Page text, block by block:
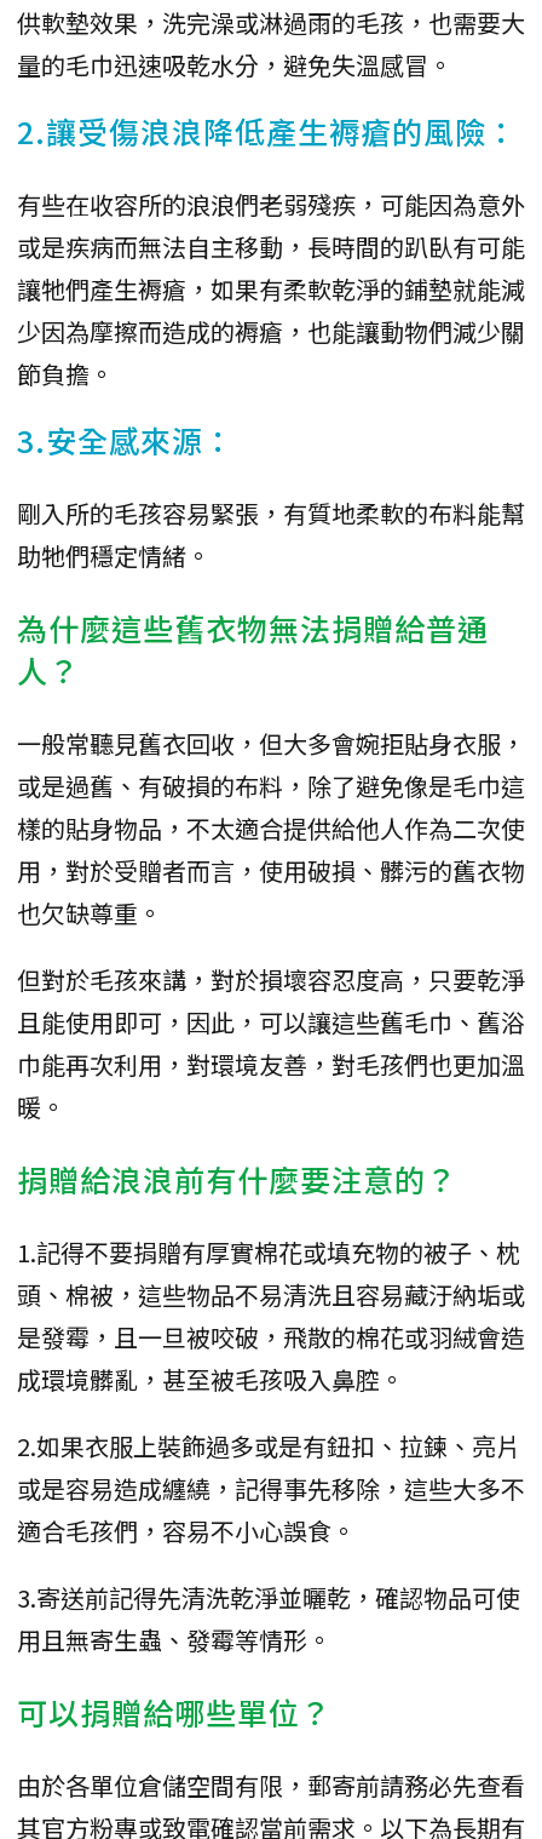
供軟墊效果，洗完澡或淋過雨的毛孩，也需要大
量的毛巾迅速吸乾水分，避免失溫感冒。
2.讓受傷浪浪降低產生褥瘡的風險：
有些在收容所的浪浪們老弱殘疾，可能因為意外
或是疾病而無法自主移動，長時間的趴臥有可能
讓牠們產生褥瘡，如果有柔軟乾淨的鋪墊就能減
少因為摩擦而造成的褥瘡，也能讓動物們減少關
節負擔。
3.安全感來源：
剛入所的毛孩容易緊張，有質地柔軟的布料能幫
助牠們穩定情緒。
為什麼這些舊衣物無法捐贈給普通
人？
一般常聽見舊衣回收，但大多會婉拒貼身衣服，
或是過舊、有破損的布料，除了避免像是毛巾這
樣的貼身物品，不太適合提供給他人作為二次使
用，對於受贈者而言，使用破損、髒污的舊衣物
也欠缺尊重。
但對於毛孩來講，對於損壞容忍度高，只要乾淨
且能使用即可，因此，可以讓這些舊毛巾、舊浴
巾能再次利用，對環境友善，對毛孩們也更加溫
暖。
捐贈給浪浪前有什麼要注意的？
1.記得不要捐贈有厚實棉花或填充物的被子、枕
頭、棉被，這些物品不易清洗且容易藏汙納垢或
是發霉，且一旦被咬破，飛散的棉花或羽絨會造
成環境髒亂，甚至被毛孩吸入鼻腔。
2.如果衣服上裝飾過多或是有鈕扣、拉鍊、亮片
或是容易造成纏繞，記得事先移除，這些大多不
適合毛孩們，容易不小心誤食。
3.寄送前記得先清洗乾淨並曬乾，確認物品可使
用且無寄生蟲、發霉等情形。
可以捐贈給哪些單位？
由於各單位倉儲空間有限，郵寄前請務必先查看
其官方粉專或致電確認當前需求。以下為長期有